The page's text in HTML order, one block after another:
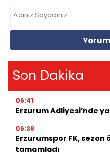
Son Dakika
06:41
Erzurum Adliyesi’nde
06:38
Erzurumspor FK, sezon
tamamladı